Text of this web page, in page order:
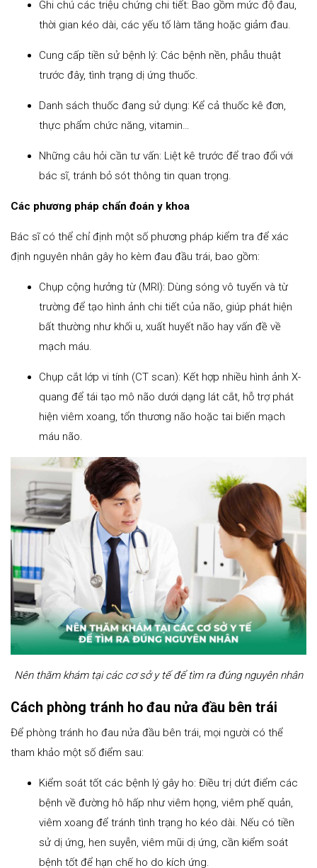
Ghi chú các triệu chứng chi tiết: Bao gồm mức độ đau,
thời gian kéo dài, các yếu tố làm tăng hoặc giảm đau.
Cung cấp tiền sử bệnh lý: Các bệnh nền, phẫu thuật
trước đây, tình trạng dị ứng thuốc.
Danh sách thuốc đang sử dụng: Kể cả thuốc kê đơn,
thực phẩm chức năng, vitamin…
Những câu hỏi cần tư vấn: Liệt kê trước để trao đổi với
bác sĩ, tránh bỏ sót thông tin quan trọng.
Các phương pháp chẩn đoán y khoa
Bác sĩ có thể chỉ định một số phương pháp kiểm tra để xác
định nguyên nhân gây ho kèm đau đầu trái, bao gồm:
Chụp cộng hưởng từ (MRI): Dùng sóng vô tuyến và từ
trường để tạo hình ảnh chi tiết của não, giúp phát hiện
bất thường như khối u, xuất huyết não hay vấn đề về
mạch máu.
Chụp cắt lớp vi tính (CT scan): Kết hợp nhiều hình ảnh X-
quang để tái tạo mô não dưới dạng lát cắt, hỗ trợ phát
hiện viêm xoang, tổn thương não hoặc tai biến mạch
máu não.
Nên thăm khám tại các cơ sở y tế để tìm ra đúng nguyên nhân
Cách phòng tránh ho đau nửa đầu bên trái
Để phòng tránh ho đau nửa đầu bên trái, mọi người có thể
tham khảo một số điểm sau:
Kiểm soát tốt các bệnh lý gây ho: Điều trị dứt điểm các
bệnh về đường hô hấp như viêm họng, viêm phế quản,
viêm xoang để tránh tình trạng ho kéo dài. Nếu có tiền
sử dị ứng, hen suyễn, viêm mũi dị ứng, cần kiểm soát
bệnh tốt để hạn chế ho do kích ứng.